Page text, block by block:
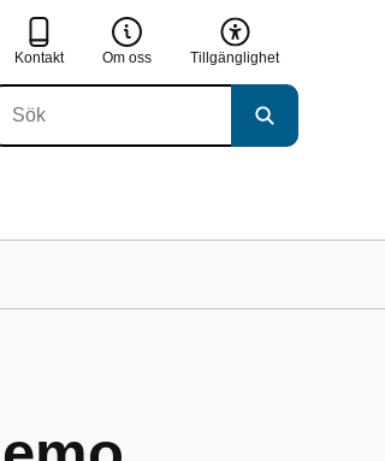
Kontakt Om oss Tillgänglighet